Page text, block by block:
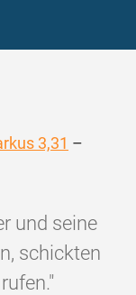
3,31 –
und seine
schickten